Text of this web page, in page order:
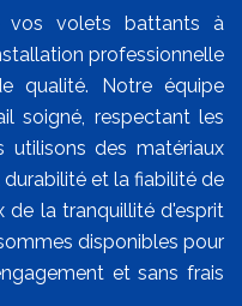
vos volets battants à
professionnelle
qualité. Notre équipe
soigné, respectant les
utilisons des matériaux
et la fiabilité de
de la tranquillité d'esprit
disponibles pour
et sans frais